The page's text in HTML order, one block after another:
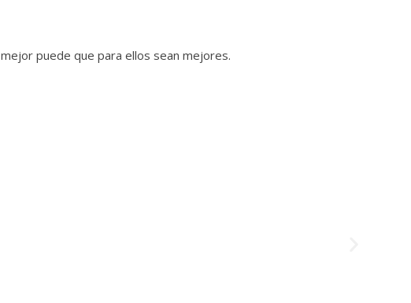
puede que para ellos sean mejores.